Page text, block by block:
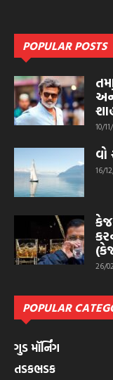
POPULAR POSTS
10/
16/
26/
POPULAR
ગુડ મૉર્નિંગ
તડકભડક